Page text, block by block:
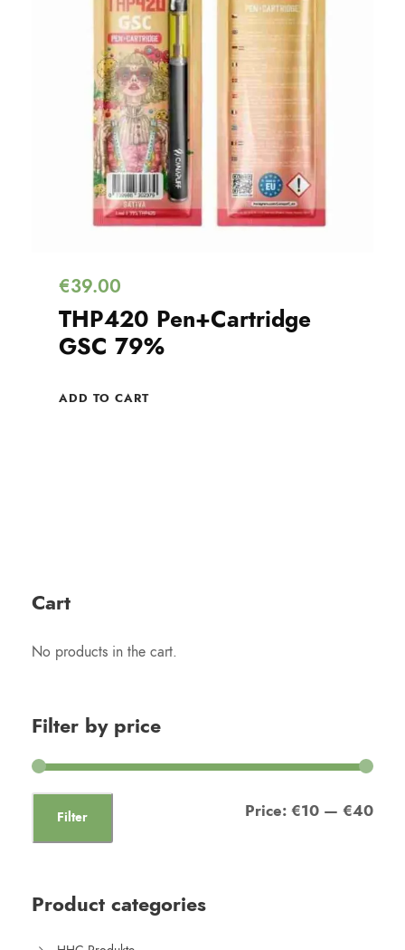
€39.00
THP420 Pen+Cartridge
GSC 79%
ADD TO CART
Cart
No products in the cart.
Filter by price
Filter Price: €10 — €40
Product categories